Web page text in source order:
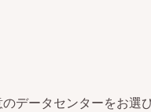
データセンターをお選